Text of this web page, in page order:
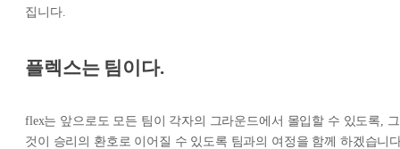
집니다.
플렉스는 팀이다.
flex는 앞으로도 모든 팀이 각자의 그라운드에서 몰입할 수 있도록, 그
것이 승리의 환호로 이어질 수 있도록 팀과의 여정을 함께 하겠습니